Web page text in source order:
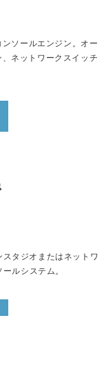
ソールエンジン。オー
ネットワークスイッチ
タジオまたはネットワ
ルシステム。